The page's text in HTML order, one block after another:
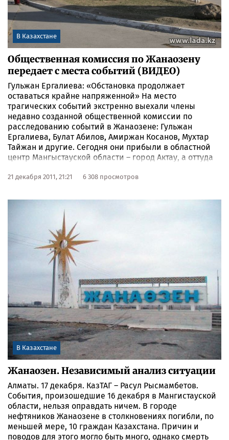
В Казахстане
Общественная комиссия по Жанаозену
передает с места событий (ВИДЕО)
Гульжан Ергалиева: «Обстановка продолжает
оставаться крайне напряженной» На место
трагических событий экстренно выехали члены
недавно созданной общественной комиссии по
расследованию событий в Жанаозене: Гульжан
Ергалиева, Булат Абилов, Амиржан Косанов, Мухтар
Тайжан и другие. Сегодня они прибыли в областной
центр Мангыстауской области – город Актау, а оттуда
и силовых структур – поселок Жанаозен. По дороге
Жетыбай, что на полпути от Актау до места кровавого
восстания. В Жетыбае тоже неспокойно: там, по
некоторым данным, собирается несколько тысяч
митингующих, выступающих в поддержку своих
собратьев из закрытого поселка.
21 декабря 2011, 21:21 6 308 просмотров
В Казахстане
Жанаозен. Независимый анализ ситуации
Алматы. 17 декабря. КазТАГ – Расул Рысмамбетов.
События, произошедшие 16 декабря в Мангистауской
области, нельзя оправдать ничем. В городе
нефтяников Жанаозене в столкновениях погибли, по
меньшей мере, 10 граждан Казахстана. Причин и
поводов для этого могло быть много, однако смерть